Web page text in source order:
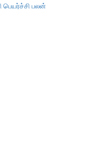
பெயர்ச்சி பலன்